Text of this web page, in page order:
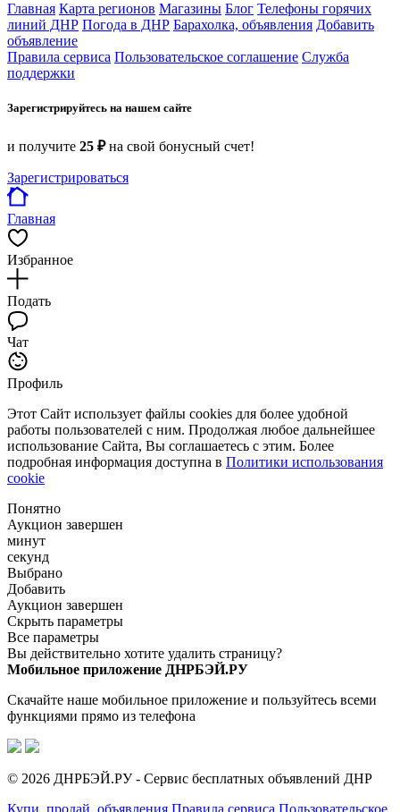
Главная Карта регионов Магазины Блог Телефоны горячих
линий ДНР Погода в ДНР Барахолка, объявления Добавить
объявление
Правила сервиса Пользовательское соглашение Служба
поддержки
Зарегистрируйтесь на нашем сайте
и получите 25 ₽на свой бонусный счет!
Зарегистрироваться
Главная
Избранное
Подать
Чат
Профиль
Этот Сайт использует файлы cookies для более удобной
работы пользователей с ним. Продолжая любое дальнейшее
использование Сайта, Вы соглашаетесь с этим. Более
подробная информация доступна в Политики использования
cookie
Понятно
Аукцион завершен
минут
секунд
Выбрано
Добавить
Аукцион завершен
Скрыть параметры
Все параметры
Вы действительно хотите удалить страницу?
Мобильное приложение ДНРБЭЙ.РУ
Скачайте наше мобильное приложение и пользуйтесь всеми
функциями прямо из телефона
© 2026 ДНРБЭЙ.РУ - Сервис бесплатных объявлений ДНР
Купи, продай, объявления Правила сервиса Пользовательское